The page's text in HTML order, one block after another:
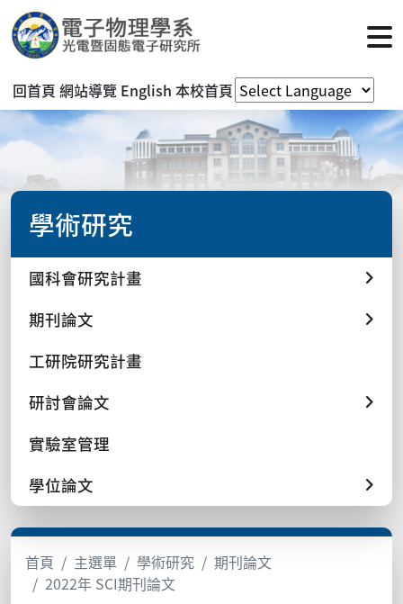
回首頁 網站導覽 English 本校首頁
學術研究
國科會研究計畫
期刊論文
工研院研究計畫
研討會論文
實驗室管理
學位論文
首頁 主選單 學術研究
期刊論文
2022年 SCI期刊論文